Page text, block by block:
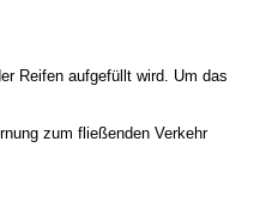
Reifen aufgefüllt wird. Um das
zum fließenden Verkehr